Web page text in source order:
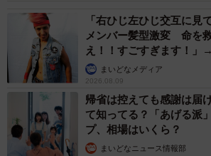
「右ひじ左ひじ交互に見
メンバー髪型激変 命を
え！！すごすぎます！」
まいどなメディア
2026.08.09
帰省は控えても感謝は届
て知ってる？「あげる派
プ、相場はいくら？
まいどなニュース情報部